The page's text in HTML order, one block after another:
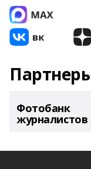
Фотобанк
журналистов